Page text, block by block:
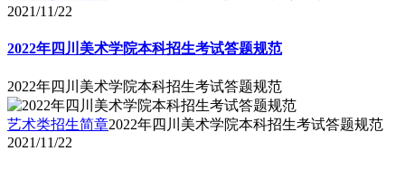
2021/11/22
2022年四川美术学院本科招生考试答题规范
2022年四川美术学院本科招生考试答题规范
艺术类招生简章2022年四川美术学院本科招生考试答题规范
2021/11/22